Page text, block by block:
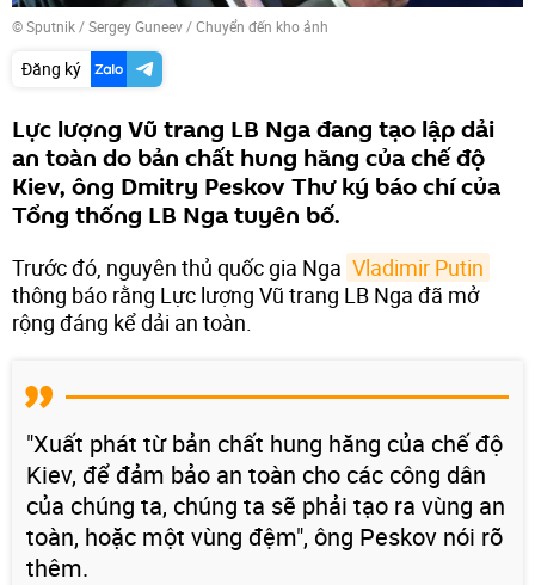
© Sputnik / Sergey Guneev/Chuyển đến kho ảnh
Đăng ký
Lực lượng Vũ trang LB Nga đang tạo lập dải
an toàn do bản chất hung hăng của chế độ
Kiev, ông Dmitry Peskov Thư ký báo chí của
Tổng thống LB Nga tuyên bố.
Trước đó, nguyên thủ quốc gia Nga Vladimir Putin
thông báo rằng Lực lượng Vũ trang LB Nga đã mở
rộng đáng kể dải an toàn.
"Xuất phát từ bản chất hung hăng của chế độ
Kiev, để đảm bảo an toàn cho các công dân
của chúng ta, chúng ta sẽ phải tạo ra vùng an
toàn, hoặc một vùng đệm", ông Peskov nói rõ
thêm.